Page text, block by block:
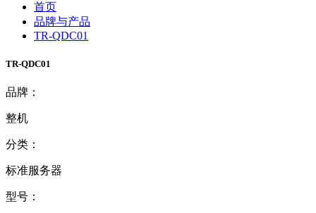
首页
品牌与产品
TR-QDC01
TR-QDC01
品牌：
整机
分类：
标准服务器
型号：